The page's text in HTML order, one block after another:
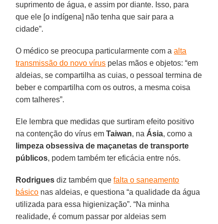
suprimento de água, e assim por diante. Isso, para
que ele [o indígena] não tenha que sair para a
cidade”.
O médico se preocupa particularmente com aalta
transmissão do novo vírus pelas mãos e objetos: “em
aldeias, se compartilha as cuias, o pessoal termina de
beber e compartilha com os outros, a mesma coisa
com talheres”.
Ele lembra que medidas que surtiram efeito positivo
na contenção do vírus emTaiwan, na Ásia, como a
limpeza obsessiva de maçanetas de transporte
públicos, podem também ter eficácia entre nós.
Rodrigues diz também quefalta o saneamento
básico nas aldeias, e questiona “a qualidade da água
utilizada para essa higienização”. “Na minha
realidade, é comum passar por aldeias sem